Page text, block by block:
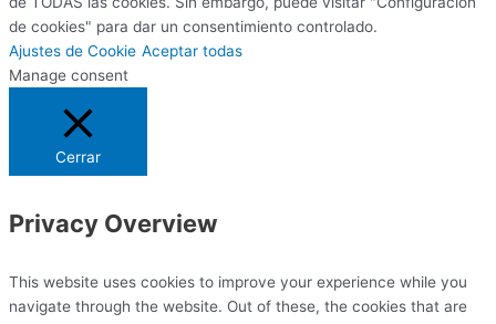
de cookies" para dar un consentimiento controlado.
Ajustes de Cookie Aceptar todas
Manage consent
Cerrar
Privacy Overview
This website uses cookies to improve your experience while you
navigate through the website. Out of these, the cookies that are